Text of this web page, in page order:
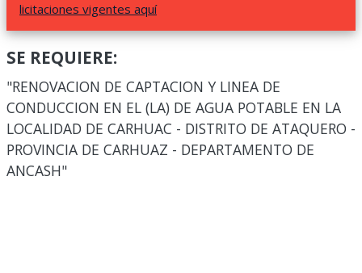
licitaciones vigentes aquí
SE REQUIERE:
"RENOVACION DE CAPTACION Y LINEA DE
CONDUCCION EN EL (LA) DE AGUA POTABLE EN LA
LOCALIDAD DE CARHUAC - DISTRITO DE ATAQUERO -
PROVINCIA DE CARHUAZ - DEPARTAMENTO DE
ANCASH"